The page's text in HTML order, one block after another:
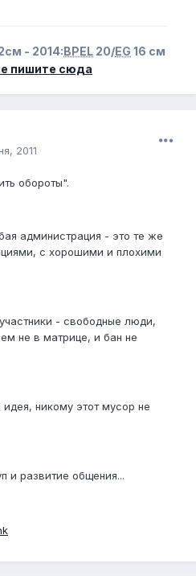
- 2014:BPEL 20/EG 16 см
пишите сюда
2011
обороты".
администрация - это те же
с хорошими и плохими
- свободные люди,
не в матрице, и бан не
никому этот мусор не
и развитие общения...